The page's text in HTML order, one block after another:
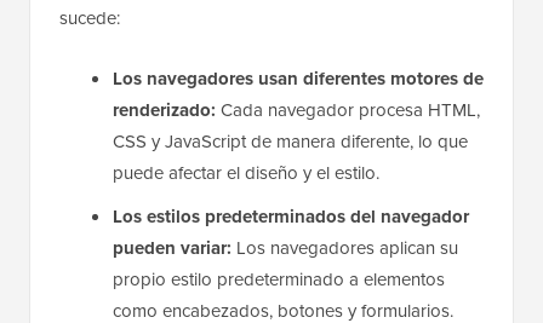
los sitios web de maneras ligeramente distintas. Aquí
sucede:
Los navegadores usan diferentes motores de
renderizado:Cada navegador procesa HTML,
puede afectar el diseño y el estilo.
Los estilos predeterminados del navegador
pueden variar:Los navegadores aplican su